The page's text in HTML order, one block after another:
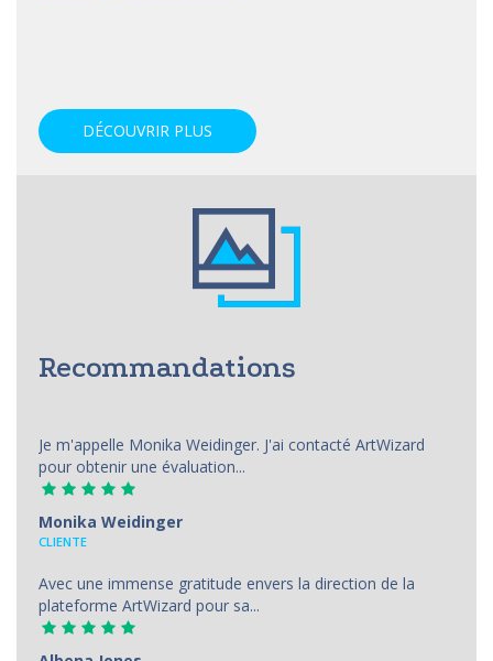
DÉCOUVRIR PLUS
Recommandations
Je m'appelle Monika Weidinger. J'ai contacté ArtWizard
pour obtenir une évaluation...
Monika Weidinger
CLIENTE
Avec une immense gratitude envers la direction de la
plateforme ArtWizard pour sa...